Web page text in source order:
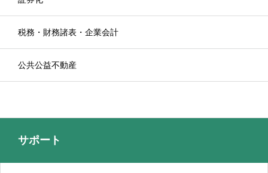
税務・財務諸表・企業会計
公共公益不動産
サポート